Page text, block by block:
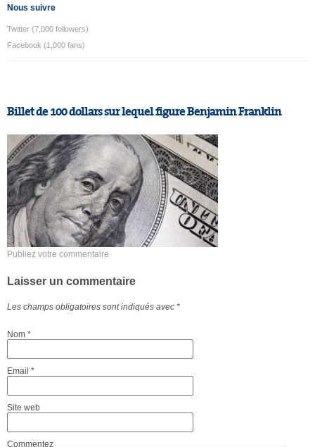
Nous suivre
Twitter (7,000 followers)
Facebook (1,000 fans)
Billet de 100 dollars sur lequel figure Benjamin Franklin
Publiez votre commentaire
Laisser un commentaire
Les champs obligatoires sont indiqués avec *
Nom *
Email *
Site web
Commentez